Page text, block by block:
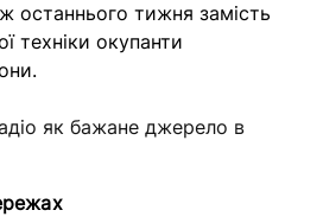
останнього тижня замість
техніки окупанти
як бажане джерело в